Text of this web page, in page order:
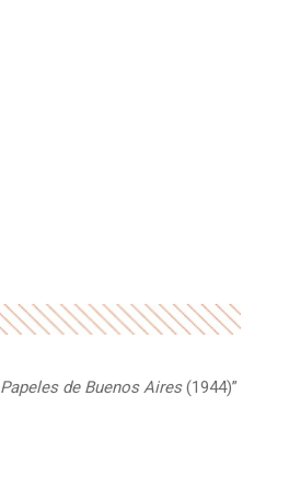
Papeles de Buenos Aires(1944)”